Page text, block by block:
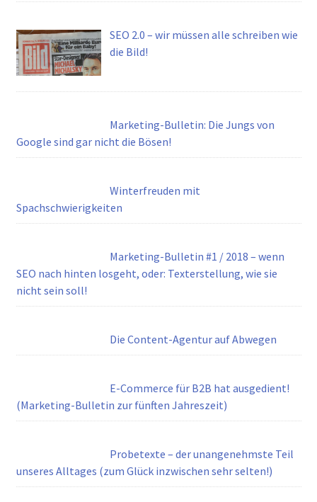
SEO 2.0 – wir müssen alle schreiben wie
die Bild!
Marketing-Bulletin: Die Jungs von
Google sind gar nicht die Bösen!
Winterfreuden mit
Spachschwierigkeiten
Marketing-Bulletin #1 / 2018 – wenn
SEO nach hinten losgeht, oder: Texterstellung, wie sie
nicht sein soll!
Die Content-Agentur auf Abwegen
E-Commerce für B2B hat ausgedient!
(Marketing-Bulletin zur fünften Jahreszeit)
Probetexte – der unangenehmste Teil
unseres Alltages (zum Glück inzwischen sehr selten!)